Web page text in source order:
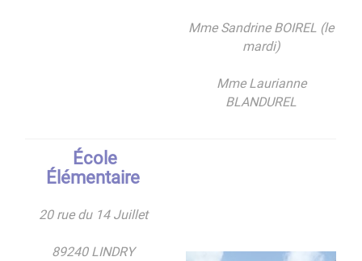
Mme Sandrine BOIREL (le
mardi)
Mme Laurianne
BLANDUREL
École
Élémentaire
20 rue du 14 Juillet
89240 LINDRY